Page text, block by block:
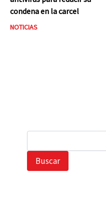
condena en la carcel
NOTICIAS
B
s
Buscar